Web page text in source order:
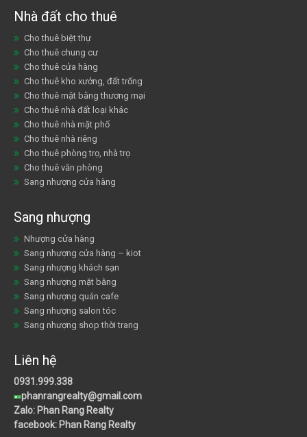
Nhà đất cho thuê
Cho thuê biệt thự
Cho thuê chung cư
Cho thuê cửa hàng
Cho thuê kho xưởng, đất trống
Cho thuê mặt bằng thương mại
Cho thuê nhà đất loại khác
Cho thuê nhà mặt phố
Cho thuê nhà riêng
Cho thuê phòng trọ, nhà trọ
Cho thuê văn phòng
Sang nhượng cửa hàng
Sang nhượng
Nhượng cửa hàng
Sang nhượng cửa hàng – kiot
Sang nhượng khách sạn
Sang nhượng mặt bằng
Sang nhượng quán cafe
Sang nhượng salon tóc
Sang nhượng shop thời trang
Liên hệ
0931.999.338
phanrangrealty@gmail.com
Zalo: Phan Rang Realty
facebook: Phan Rang Realty